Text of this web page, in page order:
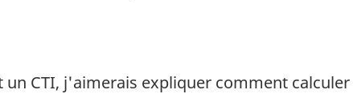
CTI, j'aimerais expliquer comment